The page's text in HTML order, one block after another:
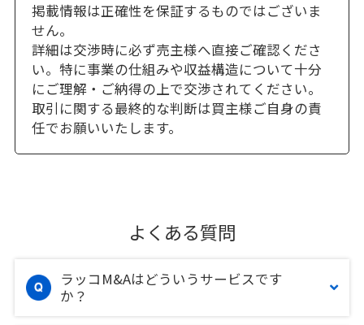
掲載情報は正確性を保証するものではございま
せん。
詳細は交渉時に必ず売主様へ直接ご確認くださ
い。特に事業の仕組みや収益構造について十分
にご理解・ご納得の上で交渉されてください。
取引に関する最終的な判断は買主様ご自身の責
任でお願いいたします。
よくある質問
ラッコM&Aはどういうサービスです
か？